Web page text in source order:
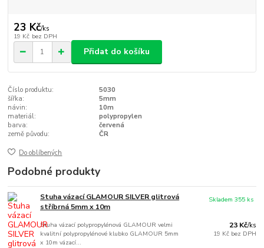
23 Kč/ks
19 Kč bez DPH
Přidat do košíku
Číslo produktu:
5030
šířka:
5mm
návin:
10m
materiál:
polypropylen
barva:
červená
země původu:
ČR
Do oblíbených
Podobné produkty
Stuha vázací GLAMOUR SILVER glitrová
stříbrná 5mm x 10m
Stuha vázací polypropylénová GLAMOUR velmi
kvalitní polypropylénové klubko GLAMOUR 5mm
x 10m vázací...
23 Kč/ks
19 Kč bez DPH
Skladem 355 ks